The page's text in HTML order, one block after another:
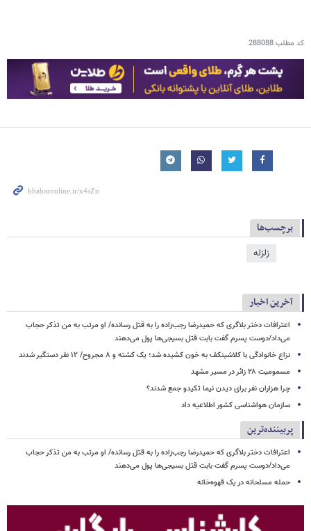
کد مطلب288088
برچسب‌ها
زلزله
آخرین اخبار
اعترافات دختر بلاگری که حمیدرضا رجب‌زاده را به قتل رسانده/ او مرتب به من تذکر حجاب
می‌داد/دوست پسرم گفت بابت قتل بسیجی‌ها پول می‌دهند
نزاع خانوادگی با کلاشینکف به خون کشیده شد؛ یک کشته و ۸ مجروح/ ۱۲ نفر دستگیر شدند
مسمومیت ۲۸ زائر در مسیر مشهد
چرا هزاران نفر برای دیدن نیما تکیدو جمع شدند؟
سازمان هواشناسی کشور اطلاعیه داد
پربیننده‌ترین
اعترافات دختر بلاگری که حمیدرضا رجب‌زاده را به قتل رسانده/ او مرتب به من تذکر حجاب
می‌داد/دوست پسرم گفت بابت قتل بسیجی‌ها پول می‌دهند
حمله مسلحانه در یک قهوه‌خانه